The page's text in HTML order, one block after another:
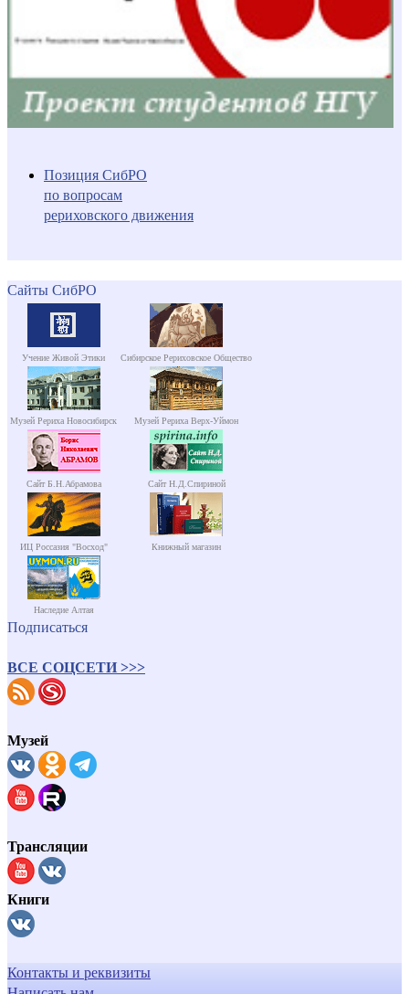
Позиция СибРО
по вопросам
рериховского движения
Сайты СибРО
Учение Живой Этики Сибирское Рериховское Общество
Музей Рериха Новосибирск Музей Рериха Верх-Уймон
Сайт Б.Н.Абрамова Сайт Н.Д.Спириной
ИЦ Россазия "Восход" Книжный магазин
Наследие Алтая
Подписаться
ВСЕ СОЦСЕТИ >>>
Музей
Трансляции
Книги
Контакты и реквизиты